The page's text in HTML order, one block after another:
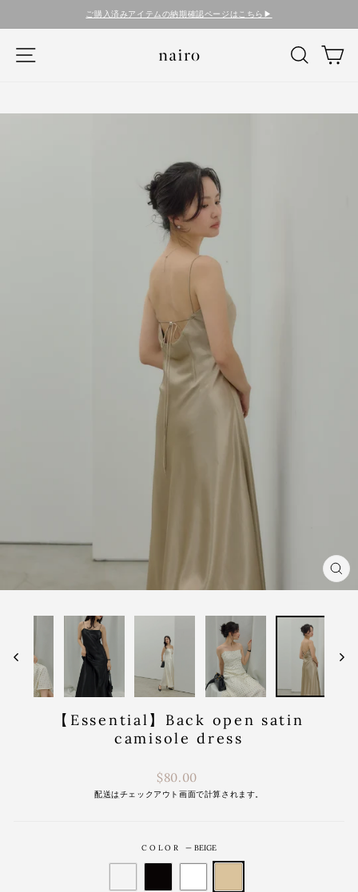
ご購入済みアイテムの納期確認ページはこちら▶︎
検索 カ
閉
じ
【Essential】Back open satin
camisole dress
通
常
$80.00
配送はチェックアウト画面で計算されます。
COLOR—BEIGE